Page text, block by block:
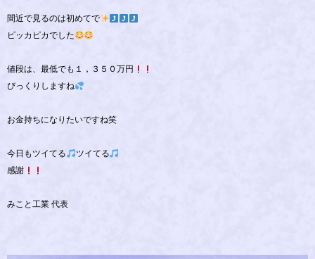
間近で見るのは初めてで
ピッカピカでした
値段は、最低でも１，３５０万円
びっくりしますね
お金持ちになりたいですね笑
今日もツイてる
ツイてる
感謝
みこと工業 代表